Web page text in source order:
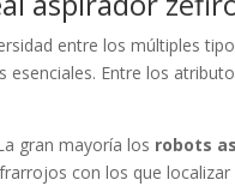
entre los múltiples
esenciales. Entre los
gran mayoría los robots
con los que